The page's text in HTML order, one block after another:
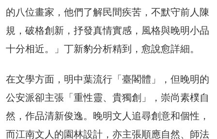
的八位畫家，他們了解民間疾苦，不默守前人陳
規，破格創新，抒發真情實感，風格與晚明小品
十分相近。」丁新豹分析精到，愈說愈詳細。
在文學方面，明中葉流行「臺閣體」，但晚明的
公安派卻主張「重性靈、貴獨創」，崇尚素樸自
然，作品清新俊逸。晚明文人追尋創意和個性，
而江南文人的園林設計，亦主張順應自然、師法